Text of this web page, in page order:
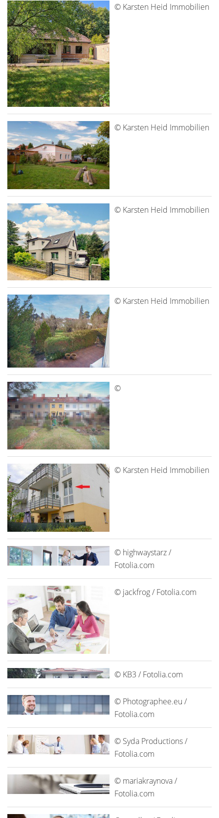
© Karsten Heid Immobilien
© Karsten Heid Immobilien
© Karsten Heid Immobilien
© Karsten Heid Immobilien
©
© Karsten Heid Immobilien
© highwaystarz /
Fotolia.com
© jackfrog / Fotolia.com
© KB3 / Fotolia.com
© Photographee.eu /
Fotolia.com
© Syda Productions /
Fotolia.com
© mariakraynova /
Fotolia.com